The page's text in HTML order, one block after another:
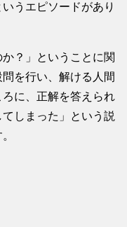
うエピソードがあり
？」ということに関
を行い、解ける人間
に、正解を答えられ
てしまった」という説